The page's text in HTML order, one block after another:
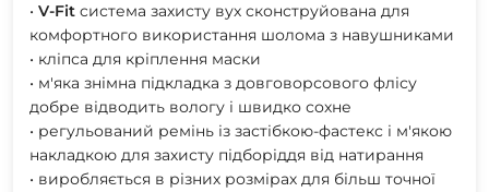
• V-Fit cистема захисту вух сконструйована для
комфортного використання шолома з навушниками
• кліпса для кріплення маски
• м'яка знімна підкладка з довговорсового флісу
добре відводить вологу і швидко сохне
• регульований ремінь із застібкою-фастекс і м'якою
накладкою для захисту підборіддя від натирання
• виробляється в різних розмірах для більш точної